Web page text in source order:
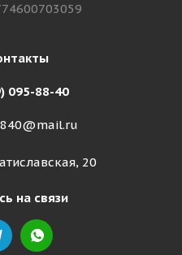
095-88-40
20
на связи